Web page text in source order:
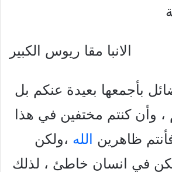
الانبا مقا ريوس الكبير
بأجمعها بعيدة عنكم بل
وأن كنتم مختفين في هذا
ظاهرين
الله ،ولكن
في انسان خاطئ ، لذلك